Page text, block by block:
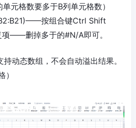
元格数要多于B列单元格数）
按组合键Ctrl Shift
——删掉多于的#N/A即可。
持动态数组，不会自动溢出结果。